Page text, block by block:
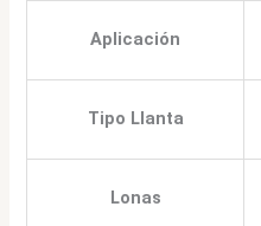
Aplicación
Tipo Llanta
Lonas